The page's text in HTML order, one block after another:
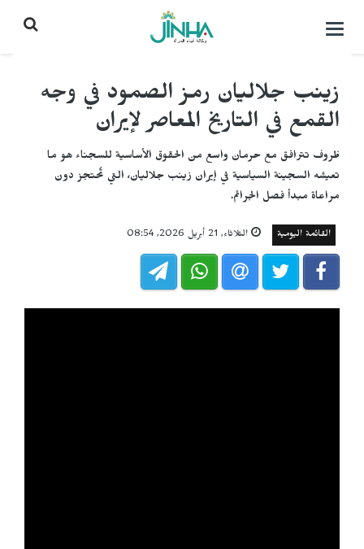
التحكم
زينب جلاليان رمز الصمود في وجه
القمع في التاريخ المعاصر لإيران
ظروف تترافق مع حرمان واسع من الحقوق الأساسية للسجناء هو ما
تعيشه السجينة السياسية في إيران زينب جلاليان، التي تُحتجز دون
مراعاة مبدأ فصل الجرائم.
القائمة اليومية الثلاثاء, 21 أبريل 2026, 08:54